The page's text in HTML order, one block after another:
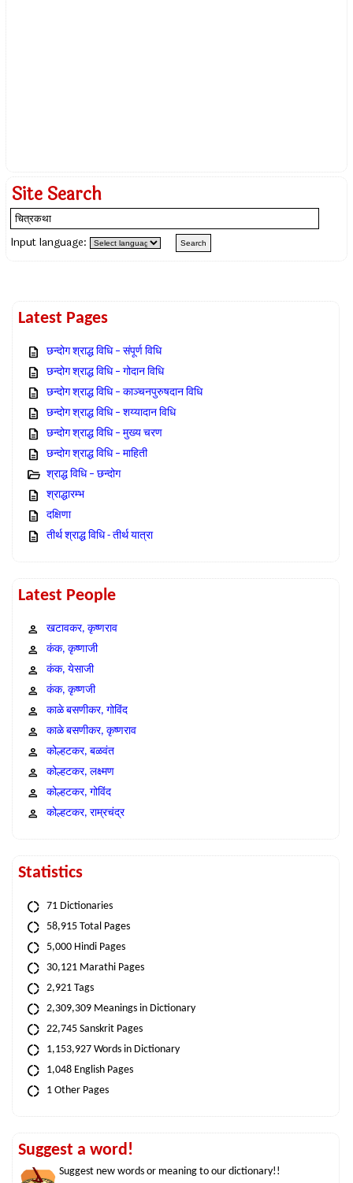
Site Search
Input language:
Latest Pages
छन्दोग श्राद्ध विधि – संपूर्ण विधि
छन्दोग श्राद्ध विधि – गोदान विधि
छन्दोग श्राद्ध विधि – काञ्चनपुरुषदान विधि
छन्दोग श्राद्ध विधि – शय्यादान विधि
छन्दोग श्राद्ध विधि – मुख्य चरण
छन्दोग श्राद्ध विधि – माहिती
श्राद्ध विधि – छन्दोग
श्राद्धारम्भ
दक्षिणा
तीर्थ श्राद्ध विधि - तीर्थ यात्रा
Latest People
खटावकर, कृष्णराव
कंक, कृष्णाजी
कंक, येसाजी
कंक, कृष्णजी
काळे बसणीकर, गोविंद
काळे बसणीकर, कृष्णराव
कोल्हटकर, बळवंत
कोल्हटकर, लक्ष्मण
कोल्हटकर, गोविंद
कोल्हटकर, राम्रचंद्र
Statistics
71 Dictionaries
58,915 Total Pages
5,000 Hindi Pages
30,121 Marathi Pages
2,921 Tags
2,309,309 Meanings in Dictionary
22,745 Sanskrit Pages
1,153,927 Words in Dictionary
1,048 English Pages
1 Other Pages
Suggest a word!
Suggest new words or meaning to our dictionary!!